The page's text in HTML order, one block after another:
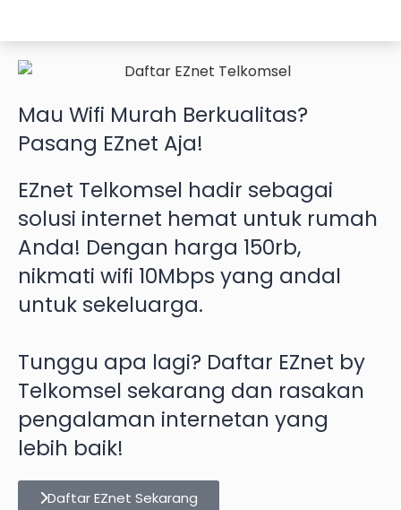
Mau Wifi Murah Berkualitas?
Pasang EZnet Aja!
EZnet Telkomsel hadir sebagai
solusi internet hemat untuk rumah
Anda! Dengan harga 150rb,
nikmati wifi 10Mbps yang andal
untuk sekeluarga.
Tunggu apa lagi? Daftar EZnet by
Telkomsel sekarang dan rasakan
pengalaman internetan yang
lebih baik!
Daftar EZnet Sekarang